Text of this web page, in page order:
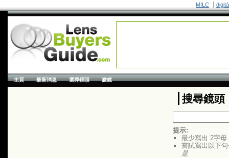
MILC
主頁 最新消息 選擇鏡頭 濾鏡
搜尋鏡頭
提示:
最少寫出 2字母
嘗試寫出以下
是